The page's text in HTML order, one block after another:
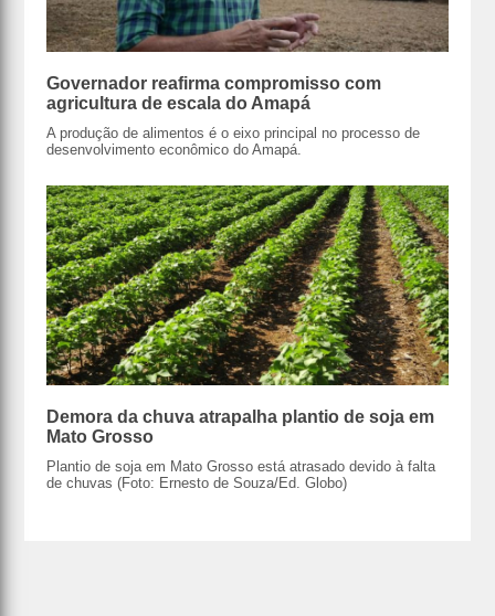
Governador reafirma compromisso com
agricultura de escala do Amapá
A produção de alimentos é o eixo principal no processo de
desenvolvimento econômico do Amapá.
Demora da chuva atrapalha plantio de soja em
Mato Grosso
Plantio de soja em Mato Grosso está atrasado devido à falta
de chuvas (Foto: Ernesto de Souza/Ed. Globo)